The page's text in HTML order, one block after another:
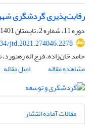
رقابت‌پذیری گردشگری
دوره 11، شماره 2، تابستان 1401، صفحه
jtd.2021.274046.2278
حامد خان‌زاده، فرج اله
مشاهده مقاله
اصل مقاله
مقالات آماده انتشار